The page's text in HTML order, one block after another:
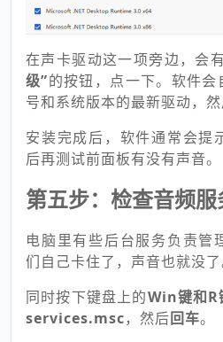
在声卡驱动这一项旁边，会
级”的按钮，点一下。软件
号和系统版本的最新驱动，然
安装完成后，软件通常会提
后再测试前面板有没有声音。
第五步：检查音频
电脑里有些后台服务负责管
们自己卡住了，声音也就没了
同时按下键盘上的Win键和R
services.msc，然后回车。